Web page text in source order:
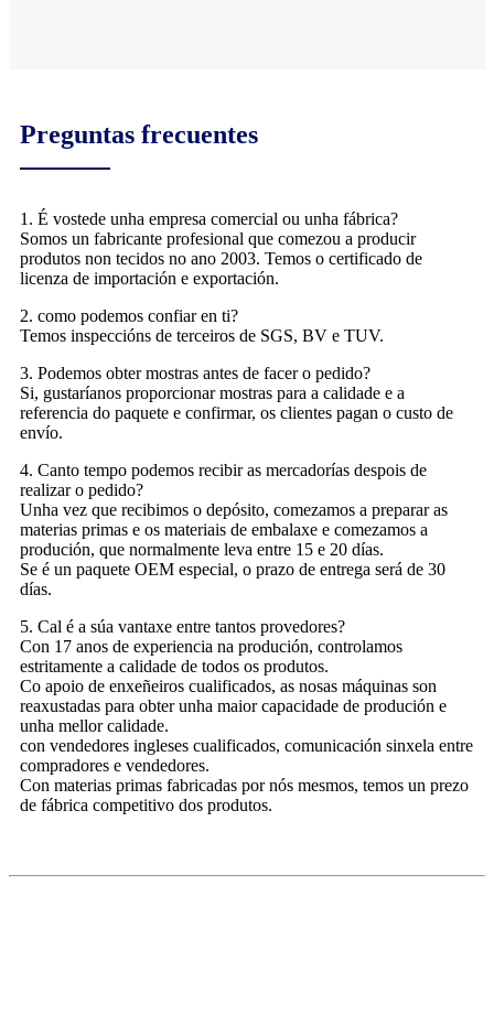
Preguntas frecuentes
1. É vostede unha empresa comercial ou unha fábrica?
Somos un fabricante profesional que comezou a producir
produtos non tecidos no ano 2003. Temos o certificado de
licenza de importación e exportación.
2. como podemos confiar en ti?
Temos inspeccións de terceiros de SGS, BV e TUV.
3. Podemos obter mostras antes de facer o pedido?
Si, gustaríanos proporcionar mostras para a calidade e a
referencia do paquete e confirmar, os clientes pagan o custo de
envío.
4. Canto tempo podemos recibir as mercadorías despois de
realizar o pedido?
Unha vez que recibimos o depósito, comezamos a preparar as
materias primas e os materiais de embalaxe e comezamos a
produción, que normalmente leva entre 15 e 20 días.
Se é un paquete OEM especial, o prazo de entrega será de 30
días.
5. Cal é a súa vantaxe entre tantos provedores?
Con 17 anos de experiencia na produción, controlamos
estritamente a calidade de todos os produtos.
Co apoio de enxeñeiros cualificados, as nosas máquinas son
reaxustadas para obter unha maior capacidade de produción e
unha mellor calidade.
con vendedores ingleses cualificados, comunicación sinxela entre
compradores e vendedores.
Con materias primas fabricadas por nós mesmos, temos un prezo
de fábrica competitivo dos produtos.